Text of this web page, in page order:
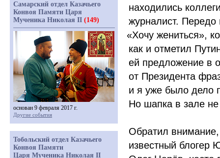
находились
журналист. Передо
«Хочу жениться»,
как и отметил
ей предложение в
от Президента
и я уже было дело
Но шапка в зале
Обратил
известный блогер
Самарский отдел Казачьего
Конвоя Памяти Царя
Мученика Николая II (149)
основан 9 февраля 2017 г.
Другие события
Тобольский отдел Казачьего
Конвоя Памяти
Царя Мученика Николая II